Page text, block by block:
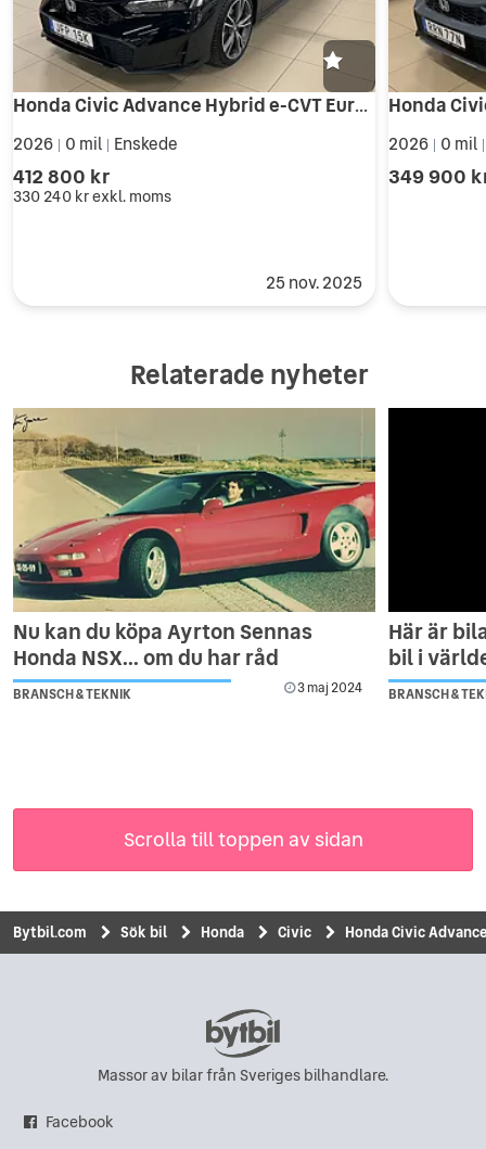
Honda Civic Advance Hybrid e-CVT Euro 6
2026 0 mil Enskede
412 800 kr
330 240 krexkl. moms
25 nov. 2025
2026 0 mil
349 900
Relaterade nyheter
Nu kan du köpa Ayrton Sennas
Honda NSX... om du har råd
BRANSCH & TEKNIK 3 maj 2024
Här är
bil i
BRANSCH &
Scrolla till toppen av sidan
Bytbil.com Sök bil Honda Civic Honda Civic
Massor av bilar från Sveriges bilhandlare.
Facebook